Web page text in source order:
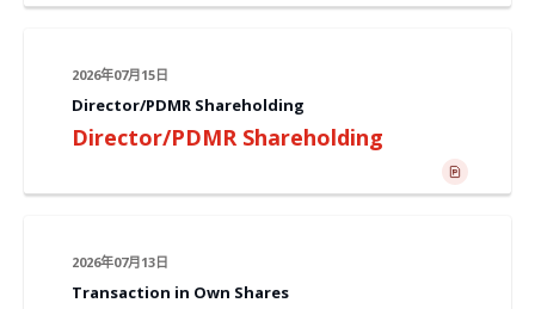
2026年07月15日
Director/PDMR Shareholding
Director/PDMR Shareholding
2026年07月13日
Transaction in Own Shares